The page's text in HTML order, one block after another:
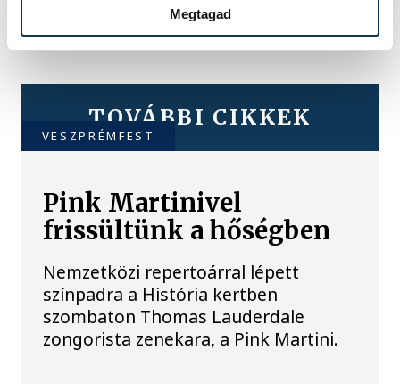
Megtagad
TOVÁBBI CIKKEK
VESZPRÉMFEST
Pink Martinivel
frissültünk a hőségben
Nemzetközi repertoárral lépett
színpadra a História kertben
szombaton Thomas Lauderdale
zongorista zenekara, a Pink Martini.